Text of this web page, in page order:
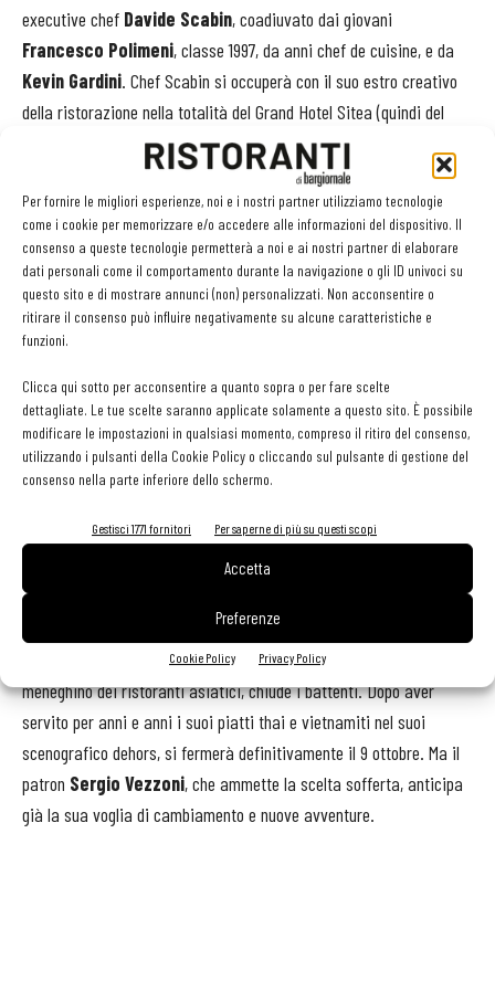
Per fornire le migliori esperienze, noi e i nostri partner utilizziamo tecnologie
come i cookie per memorizzare e/o accedere alle informazioni del dispositivo. Il
consenso a queste tecnologie permetterà a noi e ai nostri partner di elaborare
dati personali come il comportamento durante la navigazione o gli ID univoci su
questo sito e di mostrare annunci (non) personalizzati. Non acconsentire o
ritirare il consenso può influire negativamente su alcune caratteristiche e
funzioni.
Clicca qui sotto per acconsentire a quanto sopra o per fare scelte
dettagliate. Le tue scelte saranno applicate solamente a questo sito. È possibile
modificare le impostazioni in qualsiasi momento, compreso il ritiro del consenso,
utilizzando i pulsanti della Cookie Policy o cliccando sul pulsante di gestione del
consenso nella parte inferiore dello schermo.
Gestisci 1771 fornitori Per saperne di più su questi scopi
Accetta
Preferenze
Cookie Policy Privacy Policy
executive chef Davide Scabin, coadiuvato dai giovani
Francesco Polimeni, classe 1997, da anni chef de cuisine, e da
Kevin Gardini. Chef Scabin si occuperà con il suo estro creativo
della ristorazione nella totalità del Grand Hotel Sitea (quindi del
ristorante stellato Il Carignano e il bistrot Carignano Pop), del
Royal Palace Suites e del Carignano Banqueting.
TORINO. Nel frattempo lo chefFabrizio Tessene ha approfittato
per gettarsi in una nuova intrigante avventura: è il nuovo chef del
ristorante La Pista, sul tetto del Lingotto di Torino. Con settembre,
il suo arrivo segna un’importante evoluzione nella storia di Gerla
chef Tesse.
TORINO . Entra nel vivo della sua prima stagione allo stellato
Spazio 7 Antonio Romano . Per alcuni anni il giovane chef si è
era affidata a Heinz Beck.
SI SPENGONO
, una delle insegne più note nel panorama
meneghino dei ristoranti asiatici, chiude i battenti. Dopo aver
servito per anni e anni i suoi piatti thai e vietnamiti nel suoi
scenografico dehors, si fermerà definitivamente il 9 ottobre. Ma il
patron Sergio Vezzoni, che ammette la scelta sofferta, anticipa
già la sua voglia di cambiamento e nuove avventure.